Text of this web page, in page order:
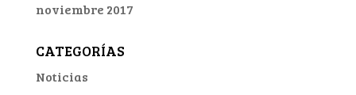
noviembre 2017
CATEGORÍAS
Noticias